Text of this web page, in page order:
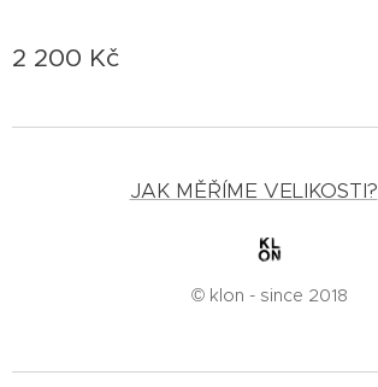
2 200 Kč
JAK MĚŘÍME VELIKOSTI?
© klon - since 2018